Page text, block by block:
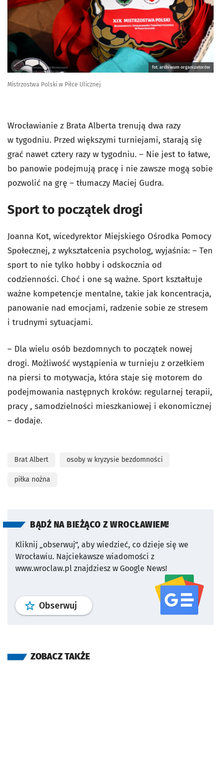
fot. archiwum organizatorów
Mistrzostwa Polski w Piłce Ulicznej
Wrocławianie z Brata Alberta trenują dwa razy
w tygodniu. Przed większymi turniejami, starają się
grać nawet cztery razy w tygodniu. – Nie jest to łatwe,
bo panowie podejmują pracę i nie zawsze mogą sobie
pozwolić na grę – tłumaczy Maciej Gudra.
Sport to początek drogi
Joanna Kot, wicedyrektor Miejskiego Ośrodka Pomocy
Społecznej, z wykształcenia psycholog, wyjaśnia: – Ten
sport to nie tylko hobby i odskocznia od
codzienności. Choć i one są ważne. Sport kształtuje
ważne kompetencje mentalne, takie jak koncentracja,
panowanie nad emocjami, radzenie sobie ze stresem
i trudnymi sytuacjami.
– Dla wielu osób bezdomnych to początek nowej
drogi. Możliwość wystąpienia w turnieju z orzełkiem
na piersi to motywacja, która staje się motorem do
podejmowania następnych kroków: regularnej terapii,
pracy , samodzielności mieszkaniowej i ekonomicznej
– dodaje.
Brat Albert osoby w kryzysie bezdomności
piłka nożna
BĄDŹ NA BIEŻĄCO Z WROCŁAWIEM!
Kliknij „obserwuj”, aby wiedzieć, co dzieje się we
Wrocławiu. Najciekawsze wiadomości z
www.wroclaw.pl znajdziesz w Google News!
Obserwuj profil serwisu
ZOBACZ TAKŻE